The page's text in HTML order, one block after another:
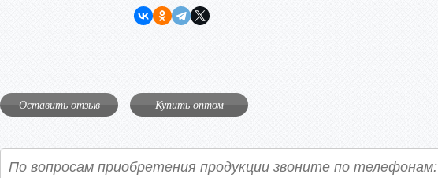
Оставить отзыв Купить оптом
По вопросам приобретения продукции звоните по телефонам: